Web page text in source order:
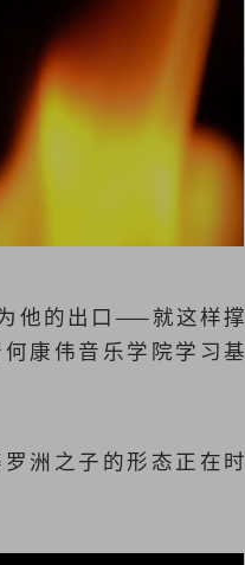
他的出口——就这样撑
康伟音乐学院学习基
洲之子的形态正在时